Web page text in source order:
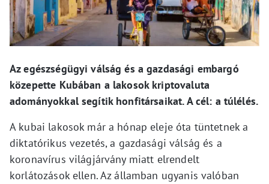
Az egészségügyi válság és a gazdasági embargó
közepette Kubában a lakosok kriptovaluta
adományokkal segítik honfitársaikat. A cél: a túlélés.
A kubai lakosok már a hónap eleje óta tüntetnek a
diktatórikus vezetés, a gazdasági válság és a
koronavírus világjárvány miatt elrendelt
korlátozások ellen. Az államban ugyanis valóban